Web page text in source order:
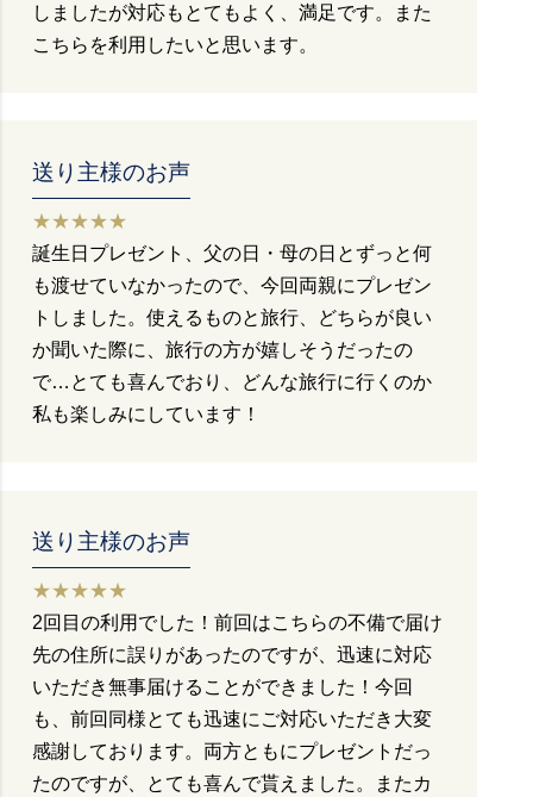
しましたが対応もとてもよく、満足です。また
こちらを利用したいと思います。
送り主様のお声
★★★★★
誕生日プレゼント、父の日・母の日とずっと何
も渡せていなかったので、今回両親にプレゼン
トしました。使えるものと旅行、どちらが良い
か聞いた際に、旅行の方が嬉しそうだったの
で…とても喜んでおり、どんな旅行に行くのか
私も楽しみにしています！
送り主様のお声
★★★★★
2回目の利用でした！前回はこちらの不備で届け
先の住所に誤りがあったのですが、迅速に対応
いただき無事届けることができました！今回
も、前回同様とても迅速にご対応いただき大変
感謝しております。両方ともにプレゼントだっ
たのですが、とても喜んで貰えました。またカ